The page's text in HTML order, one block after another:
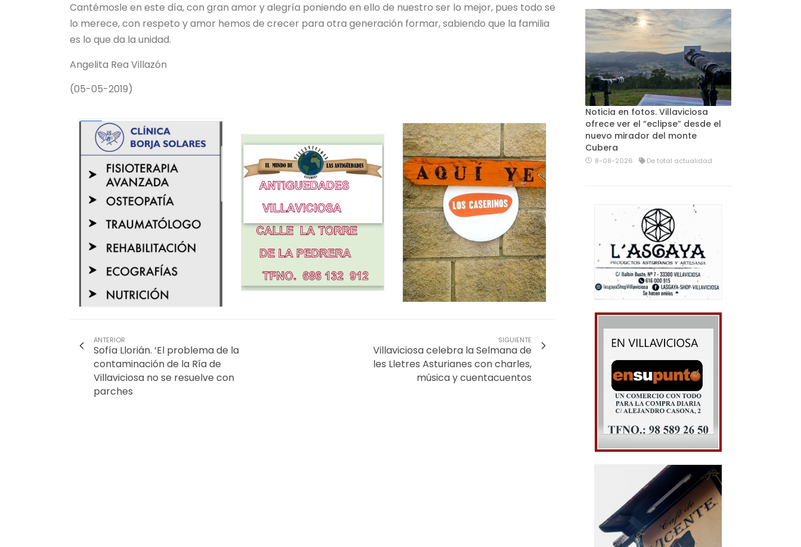
Cantémosle en este día, con gran amor y alegría poniendo en ello de nuestro ser lo mejor, pues todo se
lo merece, con respeto y amor hemos de crecer para otra generación formar, sabiendo que la familia
es lo que da la unidad.
Angelita Rea Villazón
(05-05-2019)
ANTERIOR
Sofía Llorián. ‘El problema de la
contaminación de la Ría de
Villaviciosa no se resuelve con
parches
SIGUIENTE
Villaviciosa celebra la Selmana de
les Lletres Asturianes con charles,
música y cuentacuentos
Noticia en fotos. Villaviciosa
ofrece ver el “eclipse” desde el
nuevo mirador del monte
Cubera
8-08-2026 De total actualidad